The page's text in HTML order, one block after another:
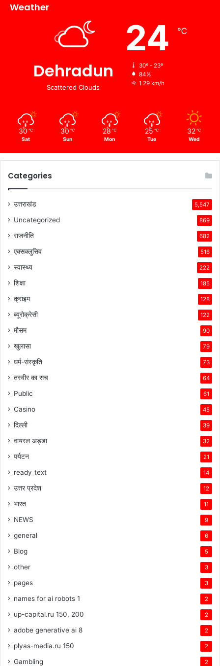
Weather
Dehradun
Scattered Clouds
24 ℃
30º - 23º
84%
1.29 km/h
30 ℃
Sat
30 ℃
Sun
28 ℃
Mon
25 ℃
Tue
32 ℃
Wed
Categories
उत्तराखंड 5,547
Uncategorized 869
राजनीति 682
एक्सक्लुसिव 516
स्वास्थ्य 222
शिक्षा 185
क्राइम 128
ब्यूरोक्रेसी 122
मौसम 90
खुलासा 79
धर्म-संस्कृति 73
तस्वीर का सच 64
Public 61
Casino 45
दिल्ली 39
वायरल अड्डा 32
पर्यटन 21
ready_text 14
उत्तर प्रदेश 12
भारत 11
NEWS 9
general 6
Blog 5
other 3
pages 3
names for ai robots 1 2
up-capital.ru 150, 200 2
adobe generative ai 8 2
plyas-media.ru 150 2
Gambling 2